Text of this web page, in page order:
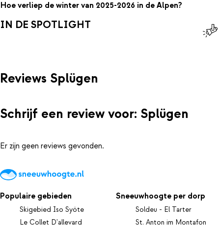
Hoe verliep de winter van 2025-2026 in de Alpen?
IN DE SPOTLIGHT
Reviews Splügen
Schrijf een review voor: Splügen
Er zijn geen reviews gevonden.
Populaire gebieden
Skigebied Iso Syöte
Le Collet D'allevard
Sneeuwhoogte per dorp
Soldeu - El Tarter
St. Anton im Montafon